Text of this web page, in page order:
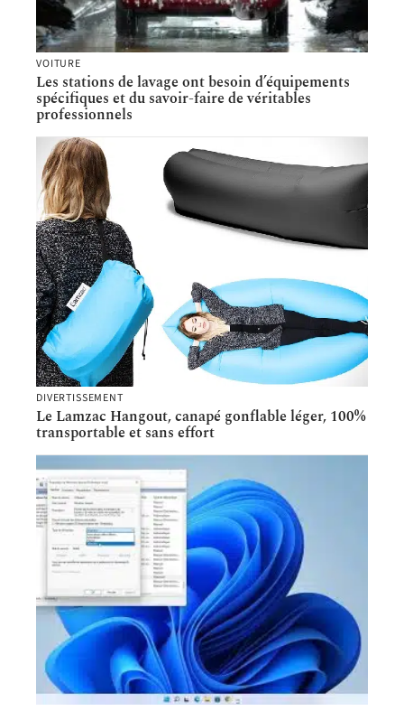
VOITURE
Les stations de lavage ont besoin d’équipements
spécifiques et du savoir-faire de véritables
professionnels
DIVERTISSEMENT
Le Lamzac Hangout, canapé gonflable léger, 100%
transportable et sans effort